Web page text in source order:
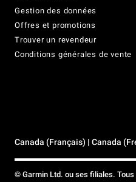
Gestion des données
Offres et promotions
Trouver un revendeur
Conditions générales de vente
Canada (Français) | Canada
© Garmin Ltd. ou ses filiales.